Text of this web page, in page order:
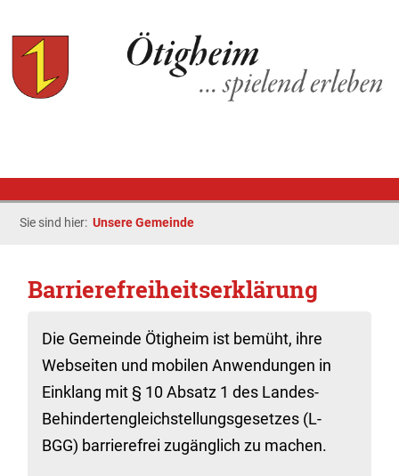
Sie sind hier:Unsere Gemeinde
Barrierefreiheitserklärung
Die Gemeinde Ötigheim ist bemüht, ihre
Webseiten und mobilen Anwendungen in
Einklang mit § 10 Absatz 1 des Landes-
Behindertengleichstellungsgesetzes (L-
BGG) barrierefrei zugänglich zu machen.